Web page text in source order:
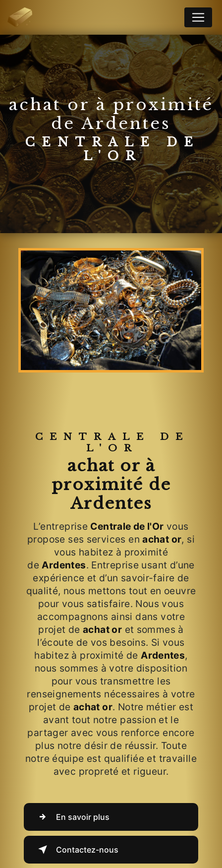
achat or à proximité
de Ardentes
CENTRALE DE
L'OR
CENTRALE DE
L'OR
achat or à
proximité de
Ardentes
L’entreprise Centrale de l'Or vous
propose ses services enachat or, si
vous habitez à proximité
deArdentes. Entreprise usant d’une
expérience et d’un savoir-faire de
qualité, nous mettons tout en oeuvre
pour vous satisfaire. Nous vous
accompagnons ainsi dans votre
projet deachat or et sommes à
l’écoute de vos besoins. Si vous
habitez à proximité deArdentes,
nous sommes à votre disposition
pour vous transmettre les
renseignements nécessaires à votre
projet de achat or. Notre métier est
avant tout notre passion et le
partager avec vous renforce encore
plus notre désir de réussir. Toute
notre équipe est qualifiée et travaille
avec propreté et rigueur.
En savoir plus
Contactez-nous
Panneau de gestion des cookies